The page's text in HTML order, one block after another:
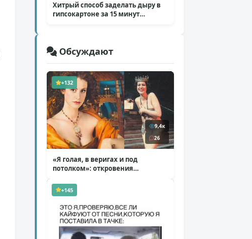
Хитрый способ заделать дыру в
гипсокартоне за 15 минут
Обсуждают
+132
9,4к
26
«Я голая, в веригах и под
потолком»: откровения
( 11 фото )
+145